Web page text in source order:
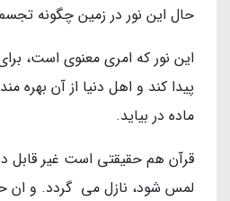
حال اين نور در زمين چگونه
اين نور كه امري معنوي است،
پيدا كند و اهل دنیا از آن بهره
ماده در بيايد.
قرآن هم حقيقتي است غير قابل
لمس شود، نازل مى گردد. و ان